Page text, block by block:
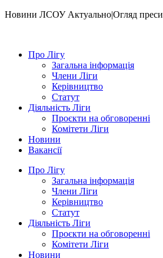
Hовини ЛСОУ Актуально|Огляд преси
Про Лігу
Загальна інформація
Члени Ліги
Керівництво
Статут
Діяльність Ліги
Проєкти на обговоренні
Комітети Ліги
Новини
Вакансії
Про Лігу
Загальна інформація
Члени Ліги
Керівництво
Статут
Діяльність Ліги
Проєкти на обговоренні
Комітети Ліги
Новини